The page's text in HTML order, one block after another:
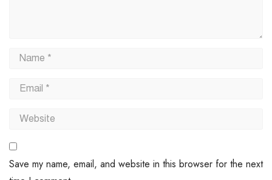
Save my name, email, and website in this browser for the next